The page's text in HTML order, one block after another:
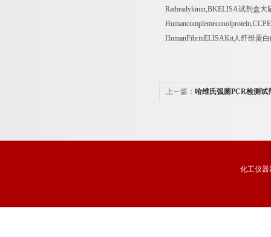
Ratbradykinin,BKELISA试剂盒大
HumanFibrinELISAKit人纤维蛋白
上一篇： 哈维氏弧菌PCR检测试
化工仪器